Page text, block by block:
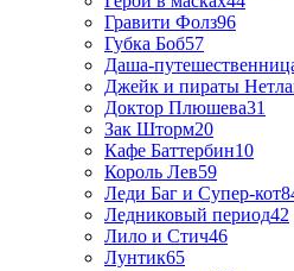
Гравити Фолз96
Губка Боб57
Даша-
Джейк и пираты
Доктор Плюшева31
Зак Шторм20
Кафе Баттербин10
Король Лев59
Леди Баг и Супер-кот
Ледниковый период42
Лило и Стич46
Лунтик65